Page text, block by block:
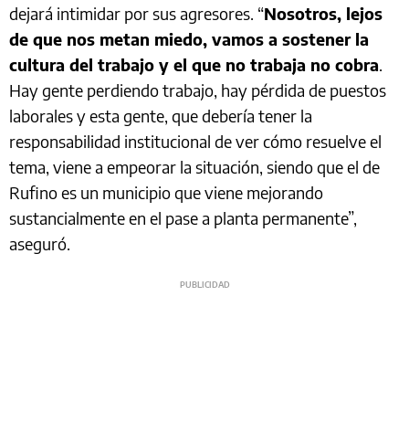
dejará intimidar por sus agresores. “Nosotros, lejos
de que nos metan miedo, vamos a sostener la
cultura del trabajo y el que no trabaja no cobra.
Hay gente perdiendo trabajo, hay pérdida de puestos
laborales y esta gente, que debería tener la
responsabilidad institucional de ver cómo resuelve el
tema, viene a empeorar la situación, siendo que el de
Rufino es un municipio que viene mejorando
sustancialmente en el pase a planta permanente”,
aseguró.